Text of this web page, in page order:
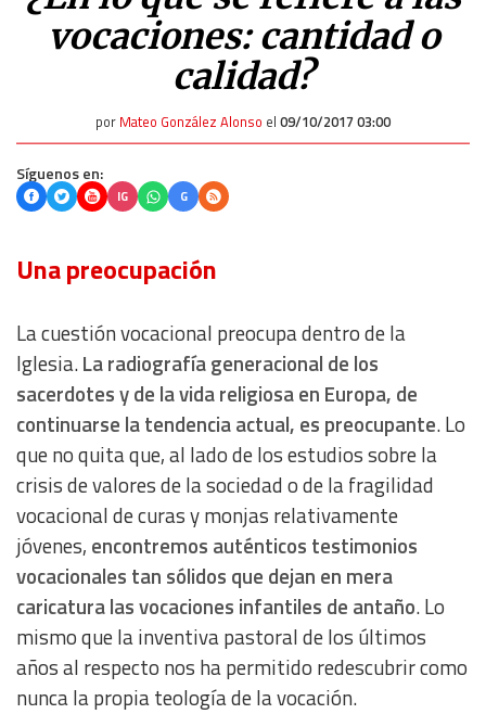
vocaciones: cantidad o
calidad?
por Mateo González Alonso el 09/10/2017 03:00
Síguenos en:
IG G
Una preocupación
La cuestión vocacional preocupa dentro de la
Iglesia.La radiografía generacional de los
sacerdotes y de la vida religiosa en Europa, de
continuarse la tendencia actual, es preocupante. Lo
que no quita que, al lado de los estudios sobre la
crisis de valores de la sociedad o de la fragilidad
vocacional de curas y monjas relativamente
jóvenes, encontremos auténticos testimonios
vocacionales tan sólidos que dejan en mera
caricatura las vocaciones infantiles de antaño. Lo
mismo que la inventiva pastoral de los últimos
años al respecto nos ha permitido redescubrir como
nunca la propia teología de la vocación.